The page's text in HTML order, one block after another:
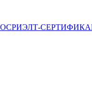
«МОСРИЭЛТ-